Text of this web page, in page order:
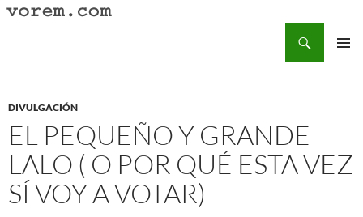
Saltar
DIVULGACIÓN
EL PEQUEÑO Y GRANDE
LALO ( O POR QUÉ ESTA VEZ
SÍ VOY A VOTAR)